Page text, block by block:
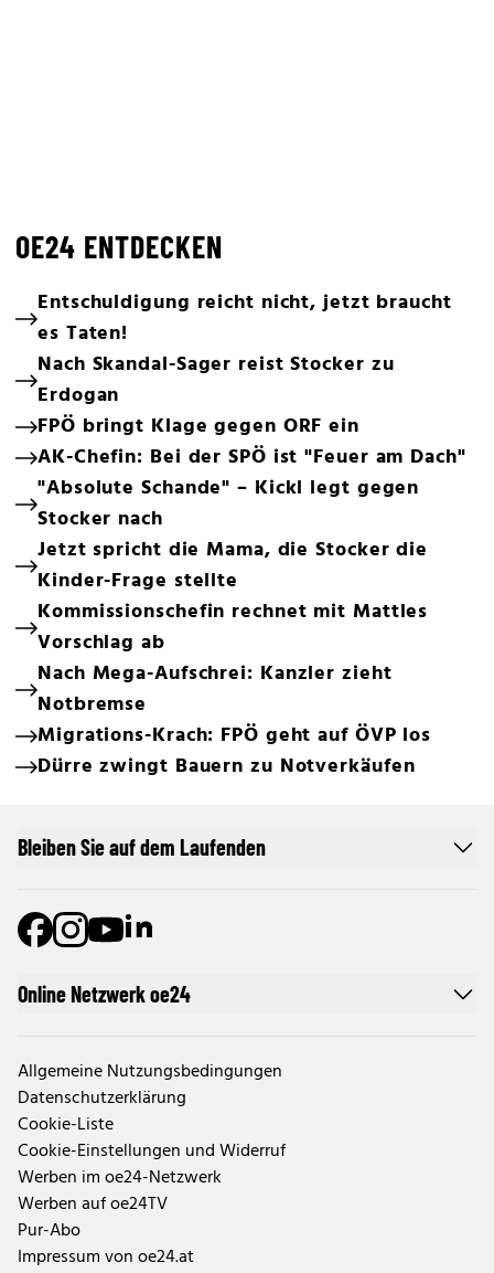
OE24 ENTDECKEN
Entschuldigung reicht nicht, jetzt braucht
es Taten!
Nach Skandal-Sager reist Stocker zu
Erdogan
FPÖ bringt Klage gegen ORF ein
AK-Chefin: Bei der SPÖ ist "Feuer am Dach"
"Absolute Schande" – Kickl legt gegen
Stocker nach
Jetzt spricht die Mama, die Stocker die
Kinder-Frage stellte
Kommissionschefin rechnet mit Mattles
Vorschlag ab
Nach Mega-Aufschrei: Kanzler zieht
Notbremse
Migrations-Krach: FPÖ geht auf ÖVP los
Dürre zwingt Bauern zu Notverkäufen
Online Netzwerk oe24
Allgemeine Nutzungsbedingungen
Datenschutzerklärung
Cookie-Liste
Cookie-Einstellungen und Widerruf
Werben im oe24-Netzwerk
Werben auf oe24TV
Pur-Abo
Impressum von oe24.at
Bleiben Sie auf dem Laufenden